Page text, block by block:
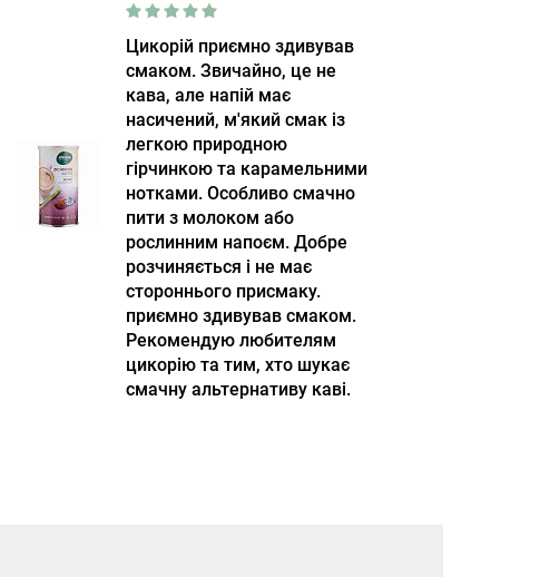
Цикорій приємно здивував
смаком. Звичайно, це не
кава, але напій має
насичений, м'який смак із
легкою природною
гірчинкою та карамельними
нотками. Особливо смачно
пити з молоком або
рослинним напоєм. Добре
розчиняється і не має
стороннього присмаку.
приємно здивував смаком.
Рекомендую любителям
цикорію та тим, хто шукає
смачну альтернативу каві.